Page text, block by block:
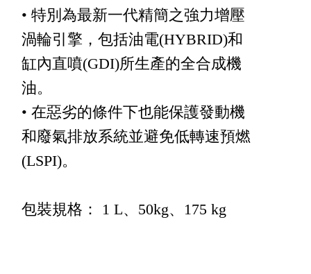
• 特別為最新一代精簡之強力增壓
渦輪引擎，包括油電(HYBRID)和
缸內直噴(GDI)所生產的全合成機
油。
• 在惡劣的條件下也能保護發動機
和廢氣排放系統並避免低轉速預燃
(LSPI)。
包裝規格： 1 L、50kg、175 kg